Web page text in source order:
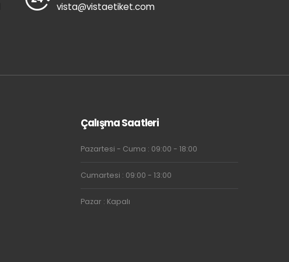
vista@vistaetiket.com
Çalışma Saatleri
Pazartesi - Cuma : 09:00 - 18:00
Cumartesi : 09:00 - 13:00
Pazar : Kapalı